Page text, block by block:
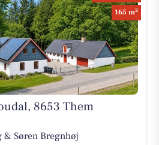
165 m2
8653 Them
& Søren Bregnhøj